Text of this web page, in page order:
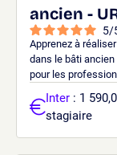
ancien -
5/
Apprenez à
dans le bâti
pour les
Inter : 1
stagiaire